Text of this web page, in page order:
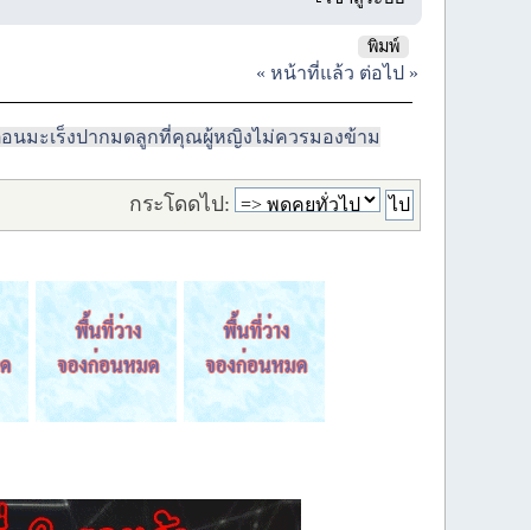
พิมพ์
« หน้าที่แล้ว ต่อไป »
อนมะเร็งปากมดลูกที่คุณผู้หญิงไม่ควรมองข้าม
กระโดดไป: